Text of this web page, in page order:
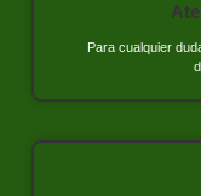
Para cualquier